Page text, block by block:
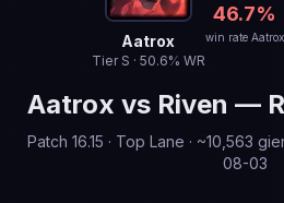
Aatrox
Tier S · 50.6% WR
46.7%
win rate Aatrox
Aatrox vs Riven —
Patch 16.15 · Top Lane · ~10,563
08-03